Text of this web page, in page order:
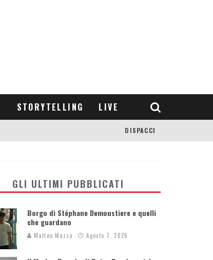
STORYTELLING LIVE
DISPACCI
GLI ULTIMI PUBBLICATI
Borgo di Stéphane Demoustiere e quelli
che guardano
Matteo Mazza Agosto 7, 2026